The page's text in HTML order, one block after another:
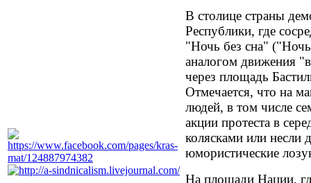
В столице страны
Республики, где
"Ночь без сна"
аналогом движения
через площадь
Отмечается, что на
людей, в том числе
акции протеста в
колясками или несли
юмористические
На площади Нации,